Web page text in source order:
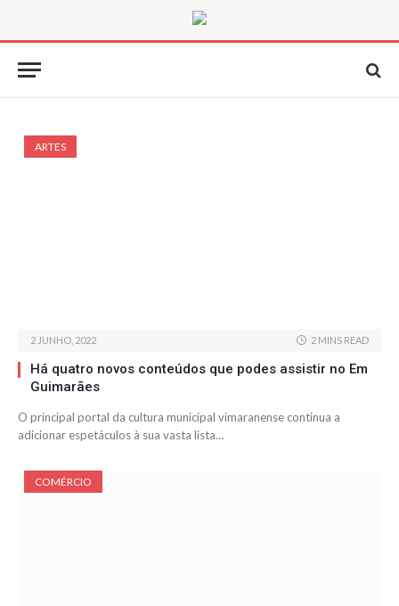
ARTES
2 JUNHO, 2022 2 MINS READ
Há quatro novos conteúdos que podes assistir no Em
Guimarães
O principal portal da cultura municipal vimaranense continua a
adicionar espetáculos à sua vasta lista…
COMÉRCIO